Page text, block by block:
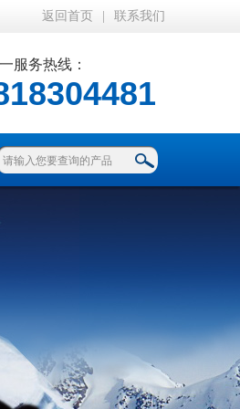
返回首页 联系我们
服务热线：